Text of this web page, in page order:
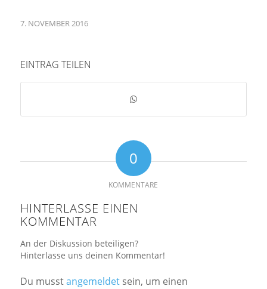
7. NOVEMBER 2016
EINTRAG TEILEN
0
KOMMENTARE
HINTERLASSE EINEN
KOMMENTAR
An der Diskussion beteiligen?
Hinterlasse uns deinen Kommentar!
Du musstangemeldetsein, um einen